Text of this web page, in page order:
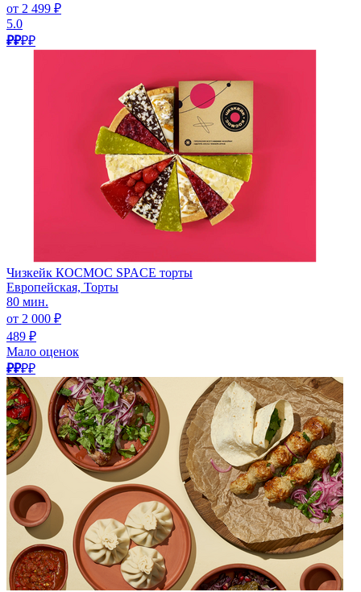
от 2 499 ₽
5.0
₽₽₽₽
Чизкейк КОСМОС SPACE торты
Европейская, Торты
80 мин.
от 2 000 ₽
489 ₽
Мало оценок
₽₽₽₽